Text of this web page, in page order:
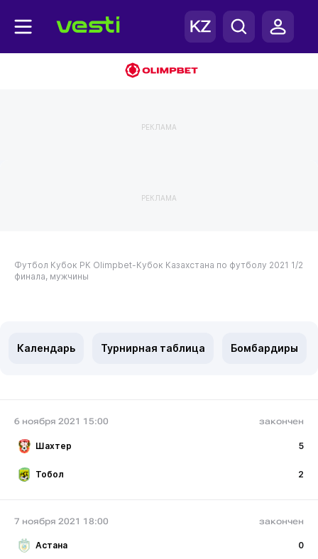
РЕКЛАМА
РЕКЛАМА
Футбол Кубок РК Olimpbet-Кубок Казахстана по футболу 2021 1/2
финала, мужчины
Календарь Турнирная таблица Бомбардиры
6 ноября 2021 15:00 закончен
Шахтер 5
Тобол 2
7 ноября 2021 18:00 закончен
Астана 0